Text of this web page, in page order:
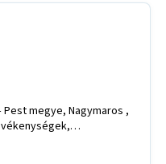
megye, Nagymaros ,